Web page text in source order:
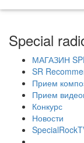
Special
МАГАЗИН
SR
Прием
Прием
Конкурс
Новости